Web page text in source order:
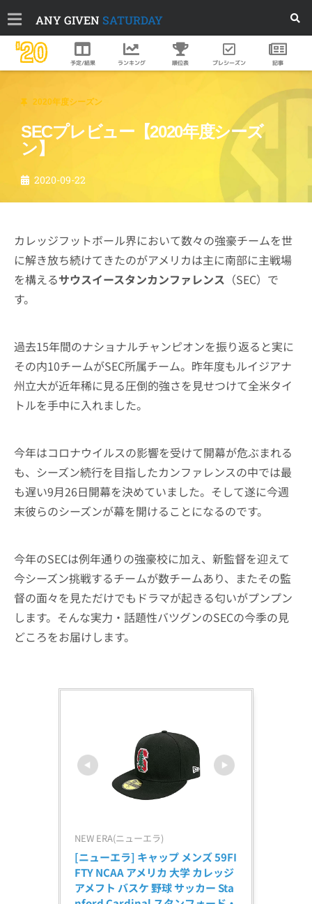
ANY GIVEN SATURDAY
'20 予定/結果 ランキング 順位表 プレシーズン 記事
2020年度シーズン
SECプレビュー【2020年度シーズ
ン】
2020-09-22
カレッジフットボール界において数々の強豪チームを世
に解き放ち続けてきたのがアメリカは主に南部に主戦場
を構えるサウスイースタンカンファレンス （SEC）で
す。
過去15年間のナショナルチャンピオンを振り返ると実に
その内10チームがSEC所属チーム。昨年度もルイジアナ
州立大が近年稀に見る圧倒的強さを見せつけて全米タイ
トルを手中に入れました。
今年はコロナウイルスの影響を受けて開幕が危ぶまれる
も、シーズン続行を目指したカンファレンスの中では最
も遅い9月26日開幕を決めていました。そして遂に今週
末彼らのシーズンが幕を開けることになるのです。
今年のSECは例年通りの強豪校に加え、新監督を迎えて
今シーズン挑戦するチームが数チームあり、またその監
督の面々を見ただけでもドラマが起きる匂いがプンプン
します。そんな実力・話題性バツグンのSECの今季の見
どころをお届けします。
NEW ERA(ニューエラ)
[ニューエラ] キャップ メンズ 59FI
FTY NCAA アメリカ 大学 カレッジ
アメフト バスケ 野球 サッカー Sta